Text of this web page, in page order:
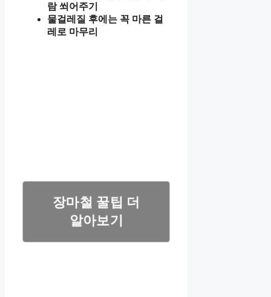
람 쐬어주기
물걸레질 후에는 꼭 마른 걸
레로 마무리
장마철 꿀팁 더
알아보기